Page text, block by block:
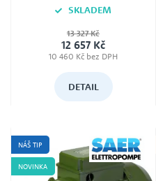
SKLADEM
Jmenovité napětí
230V i 400V (dle typu)
13 327 Kč
12 657 Kč
10 460 Kč bez DPH
DETAIL
NÁŠ TIP
NOVINKA